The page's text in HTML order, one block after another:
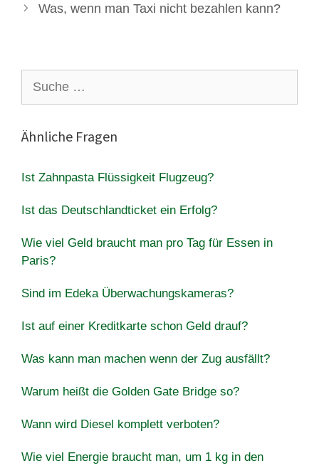
Was, wenn man Taxi nicht bezahlen kann?
nach:
Ähnliche Fragen
Ist Zahnpasta Flüssigkeit Flugzeug?
Ist das Deutschlandticket ein Erfolg?
Wie viel Geld braucht man pro Tag für Essen in
Paris?
Sind im Edeka Überwachungskameras?
Ist auf einer Kreditkarte schon Geld drauf?
Was kann man machen wenn der Zug ausfällt?
Warum heißt die Golden Gate Bridge so?
Wann wird Diesel komplett verboten?
Wie viel Energie braucht man, um 1 kg in den